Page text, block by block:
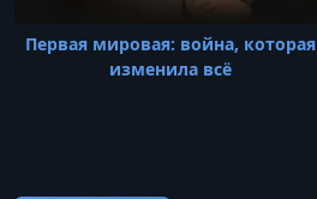
Первая мировая: война, которая
изменила всё